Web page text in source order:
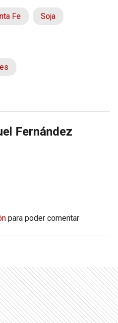
Fe Soja
Fernández
para poder comentar